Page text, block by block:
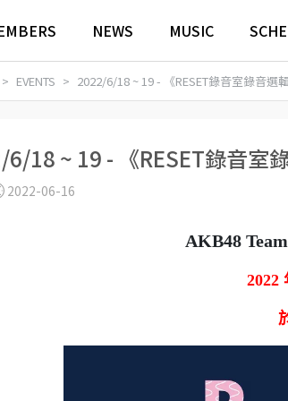
NEWS MUSIC
EVENTS 2022/6/18 ~ 19 - 《RESET錄音室錄音選
18 ~ 19 - 《RESET錄音室
2022-06-16
AKB48
2022